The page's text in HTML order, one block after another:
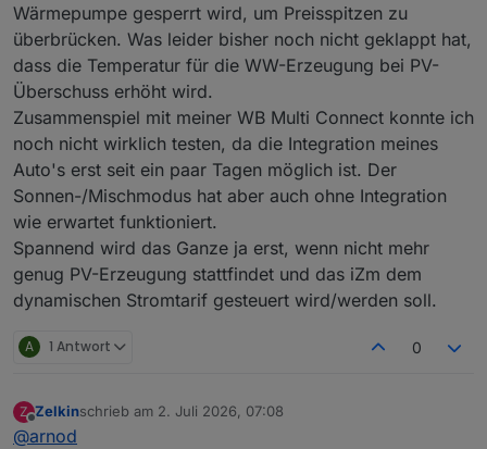
Wärmepumpe gesperrt wird, um Preisspitzen zu
überbrücken. Was leider bisher noch nicht geklappt hat,
dass die Temperatur für die WW-Erzeugung bei PV-
Überschuss erhöht wird.
Zusammenspiel mit meiner WB Multi Connect konnte ich
noch nicht wirklich testen, da die Integration meines
Auto's erst seit ein paar Tagen möglich ist. Der
Sonnen-/Mischmodus hat aber auch ohne Integration
wie erwartet funktioniert.
Spannend wird das Ganze ja erst, wenn nicht mehr
genug PV-Erzeugung stattfindet und das iZm dem
dynamischen Stromtarif gesteuert wird/werden soll.
A 1 Antwort 0
Z
Offline
Zelkinschrieb am 2. Juli 2026, 07:08
zuletzt editiert von
@arnod